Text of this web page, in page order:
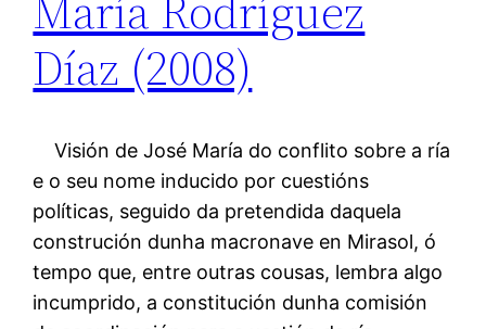
Díaz (2008)
Visión de José María do conflito sobre a ría
e o seu nome inducido por cuestións
políticas, seguido da pretendida daquela
construción dunha macronave en Mirasol, ó
tempo que, entre outras cousas, lembra algo
incumprido, a constitución dunha comisión